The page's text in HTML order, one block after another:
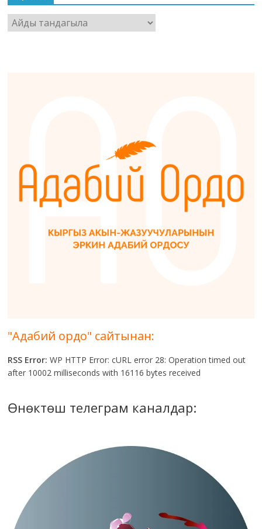
Архив
"Адабий ордо" сайтынан:
RSS Error: WP HTTP Error: cURL error 28: Operation timed out
after 10002 milliseconds with 16116 bytes received
Өнөктөш телеграм каналдар: